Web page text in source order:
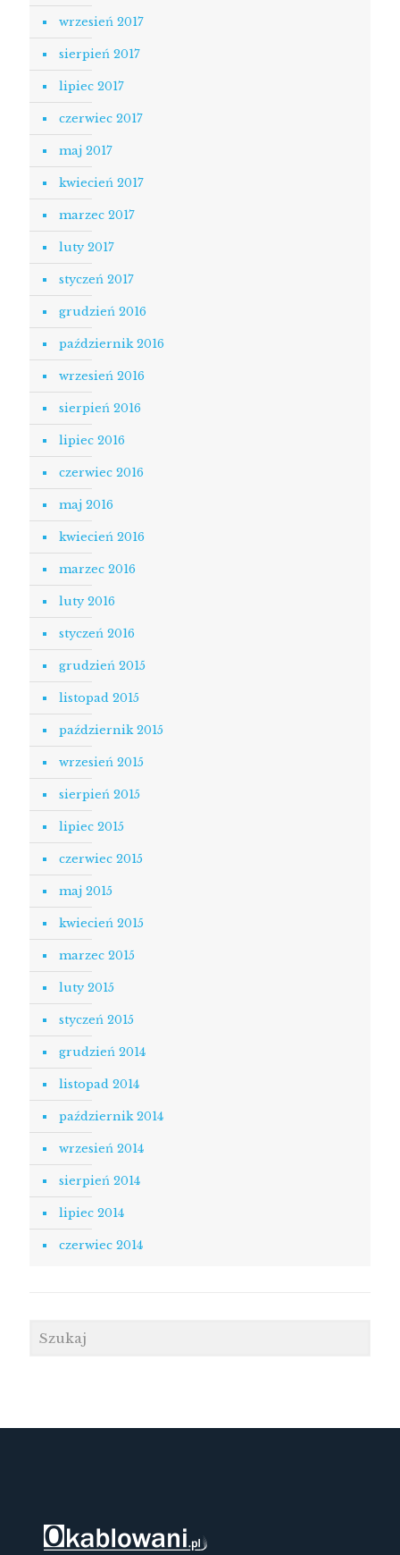
wrzesień 2017
sierpień 2017
lipiec 2017
czerwiec 2017
maj 2017
kwiecień 2017
marzec 2017
luty 2017
styczeń 2017
grudzień 2016
październik 2016
wrzesień 2016
sierpień 2016
lipiec 2016
czerwiec 2016
maj 2016
kwiecień 2016
marzec 2016
luty 2016
styczeń 2016
grudzień 2015
listopad 2015
październik 2015
wrzesień 2015
sierpień 2015
lipiec 2015
czerwiec 2015
maj 2015
kwiecień 2015
marzec 2015
luty 2015
styczeń 2015
grudzień 2014
listopad 2014
październik 2014
wrzesień 2014
sierpień 2014
lipiec 2014
czerwiec 2014